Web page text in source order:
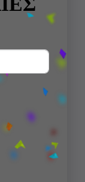
των 99€